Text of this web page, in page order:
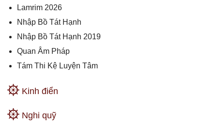
Lamrim 2026
Nhập Bồ Tát Hạnh
Nhập Bồ Tát Hạnh 2019
Quan Âm Pháp
Tám Thi Kệ Luyện Tâm
Kinh điển
Nghi quỹ